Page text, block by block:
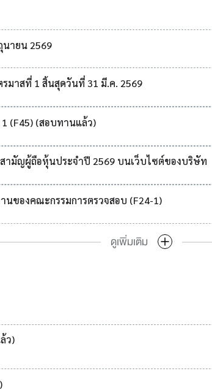
นายน 2569
มาสที่ 1 สิ้นสุดวันที่ 31 มี.ค. 2569
(F45) (สอบทานแล้ว)
ามัญผู้ถือหุ้นประจำปี 2569 บนเว็บไซต์ของบริษัท
นของคณะกรรมการตรวจสอบ (F24-1)
ดูเพิ่มเติม
ว)